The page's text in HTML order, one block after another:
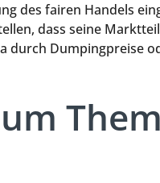
des fairen Handels
dass seine
durch Dumpingpreise